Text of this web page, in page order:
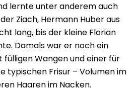
lernte unter anderem auch
Ziach, Hermann Huber aus
lang, bis der kleine Florian
Damals war er noch ein
fülligen Wangen und einer für
typischen Frisur – Volumen im
Haaren im Nacken.